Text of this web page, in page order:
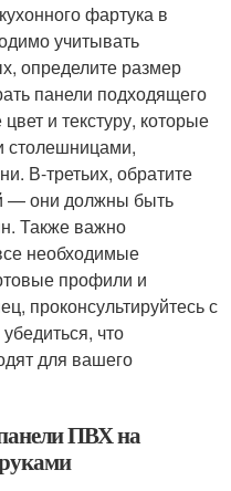
фартука в
учитывать
определите размер
панели подходящего
и текстуру, которые
столешницами,
В-третьих, обратите
— они должны быть
Также важно
необходимые
профили и
проконсультируйтесь с
что
для вашего
ПВХ на